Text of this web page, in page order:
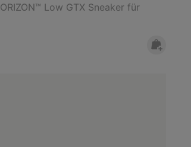
Low GTX Sneaker für